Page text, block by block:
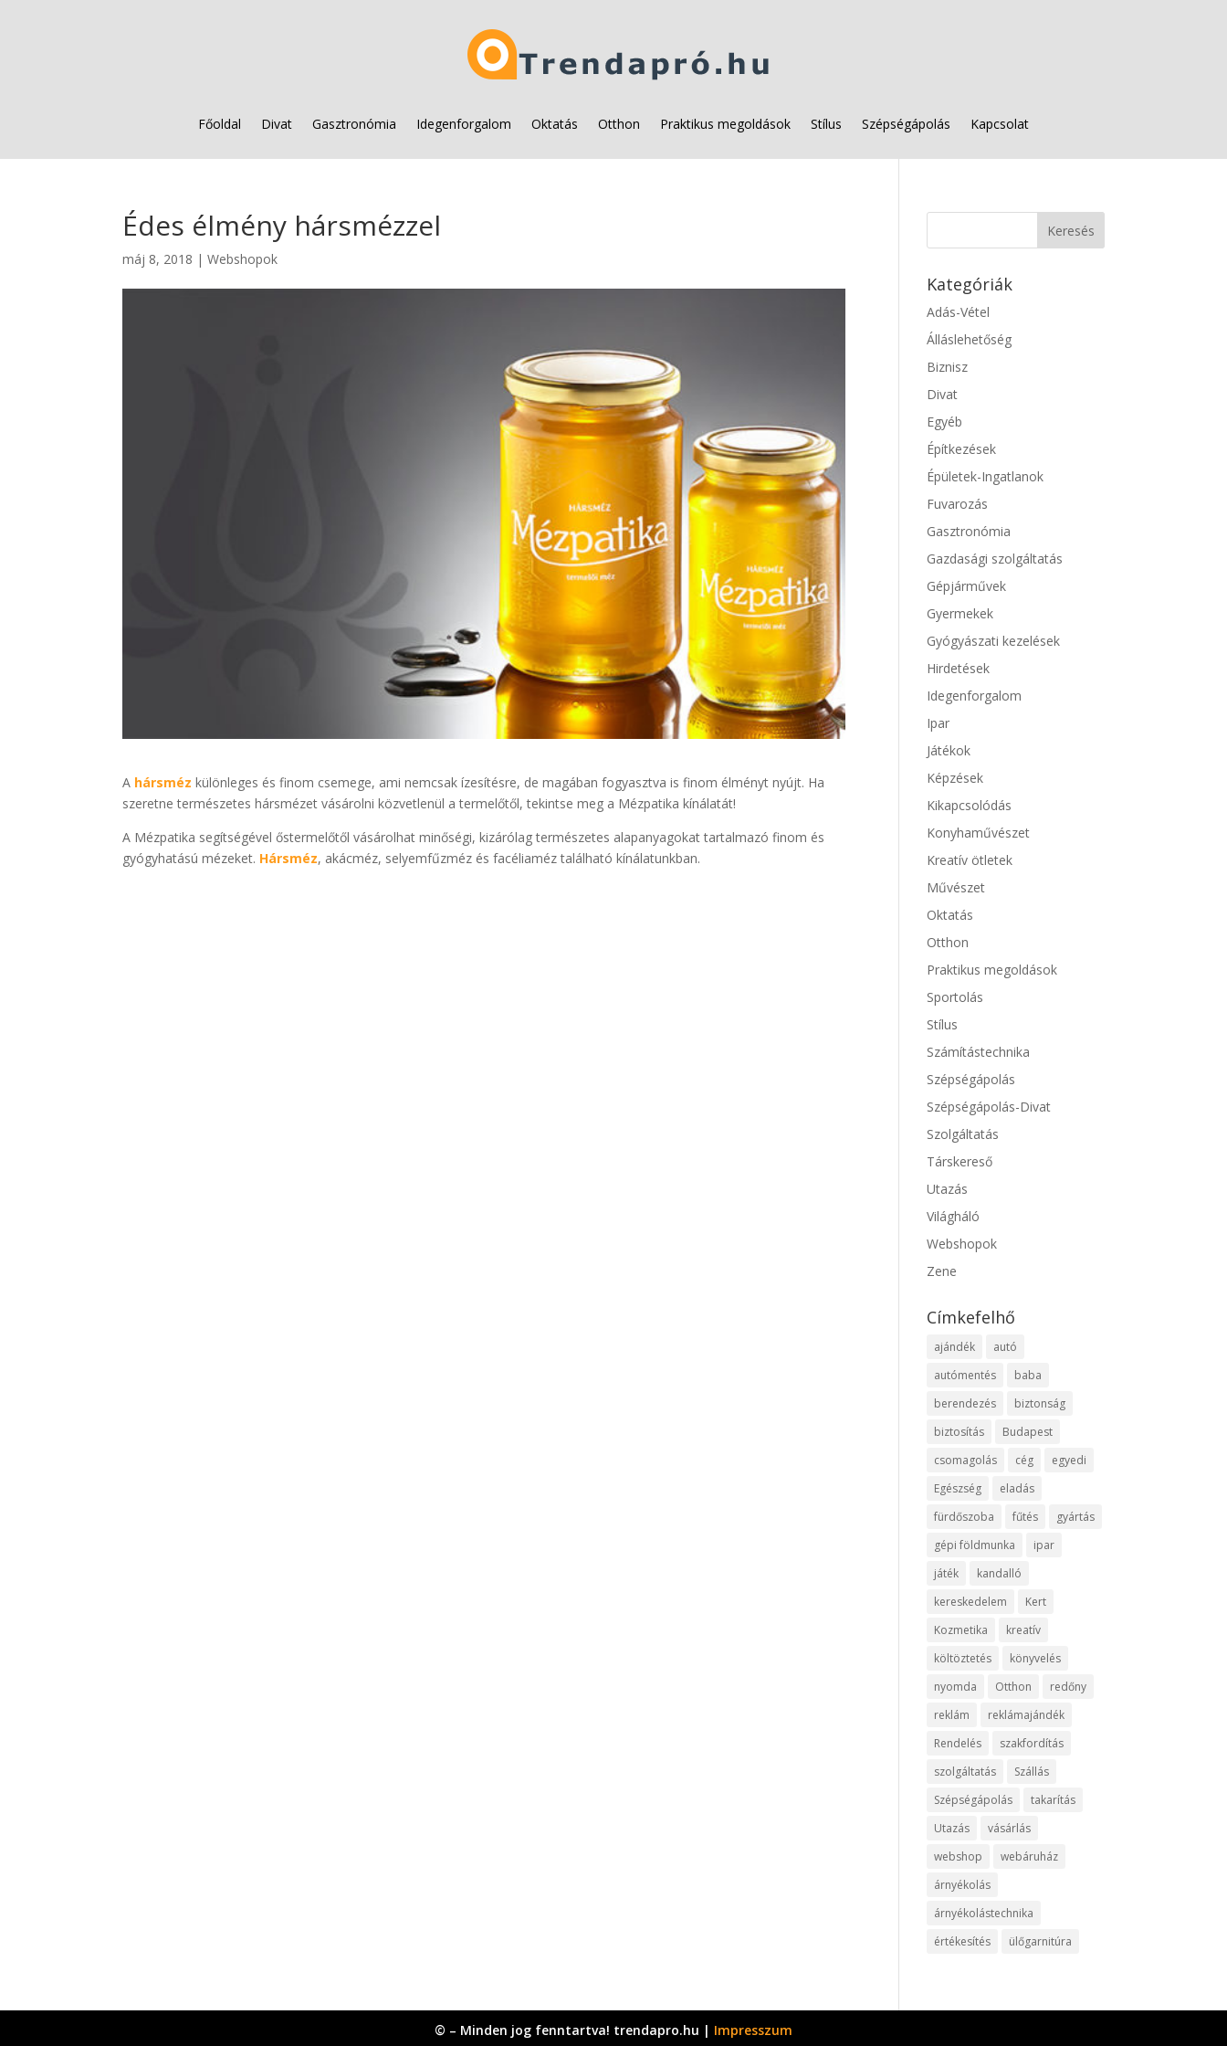
Főoldal Divat Gasztronómia Idegenforgalom Oktatás Otthon Praktikus megoldások Stílus Szépségápolás Kapcsolat
Édes élmény hársmézzel
máj 8, 2018 |Webshopok
A hársméz különleges és finom csemege, ami nemcsak ízesítésre, de magában fogyasztva is finom élményt nyújt. Ha
szeretne természetes hársmézet vásárolni közvetlenül a termelőtől, tekintse meg a Mézpatika kínálatát!
A Mézpatika segítségével őstermelőtől vásárolhat minőségi, kizárólag természetes alapanyagokat tartalmazó finom és
gyógyhatású mézeket. Hársméz, akácméz, selyemfűzméz és facéliaméz található kínálatunkban.
Kategóriák
Adás-Vétel
Álláslehetőség
Biznisz
Divat
Egyéb
Építkezések
Épületek-Ingatlanok
Fuvarozás
Gasztronómia
Gazdasági szolgáltatás
Gépjárművek
Gyermekek
Gyógyászati kezelések
Hirdetések
Idegenforgalom
Ipar
Játékok
Képzések
Kikapcsolódás
Konyhaművészet
Kreatív ötletek
Művészet
Oktatás
Otthon
Praktikus megoldások
Sportolás
Stílus
Számítástechnika
Szépségápolás
Szépségápolás-Divat
Szolgáltatás
Társkereső
Utazás
Világháló
Webshopok
Zene
Címkefelhő
ajándék
autó
autómentés
baba
berendezés
biztonság
biztosítás
Budapest
csomagolás
cég
egyedi
Egészség
eladás
fürdőszoba
fűtés
gyártás
gépi földmunka
ipar
játék
kandalló
kereskedelem
Kert
Kozmetika
kreatív
költöztetés
könyvelés
nyomda
Otthon
redőny
reklám
reklámajándék
Rendelés
szakfordítás
szolgáltatás
Szállás
Szépségápolás
takarítás
Utazás
vásárlás
webshop
webáruház
árnyékolás
árnyékolástechnika
értékesítés
ülőgarnitúra
© – Minden jog fenntartva! trendapro.hu | Impresszum